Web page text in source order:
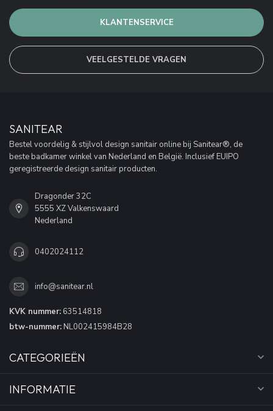
KLANTENSERVICE
VEELGESTELDE VRAGEN
SANITEAR
Bestel voordelig & stijlvol design sanitair online bij Sanitear®, de
beste badkamer winkel van Nederland en België. Inclusief EUIPO
geregistreerde design sanitair producten.
Dragonder 32C
5555 XZ Valkenswaard
Nederland
0402024112
info@sanitear.nl
KVK nummer: 63514818
btw-nummer: NL002415984B28
CATEGORIEËN
INFORMATIE